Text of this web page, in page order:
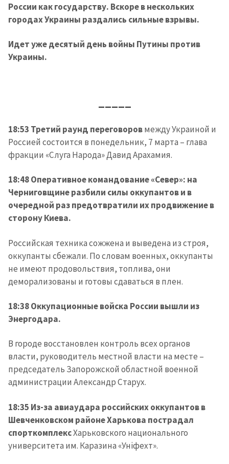
России как государству. Вскоре в нескольких
городах Украины раздались сильные взрывы.
Идет уже десятый день войны Путины против
Украины.
18:53 Третий раунд переговоровмежду Украиной и
Россией состоится в понедельник, 7 марта – глава
фракции «Слуга Народа» Давид Арахамия.
18:48 Оперативное командование «Север»: на
Черниговщине разбили силы оккупантов и в
очередной раз предотвратили их продвижение в
сторону Киева.
Российская техника сожжена и выведена из строя,
оккупанты сбежали. По словам военных, оккупанты
не имеют продовольствия, топлива, они
деморализованы и готовы сдаваться в плен.
18:38 Оккупационные войска России вышли из
Энергодара.
В городе восстановлен контроль всех органов
власти, руководитель местной власти на месте –
председатель Запорожской областной военной
администрации Александр Старух.
18:35 Из-за авиаудара российских оккупантов в
Шевченковском районе Харькова пострадал
спорткомплексХарьковского национального
университета им. Каразина «Уніфехт».